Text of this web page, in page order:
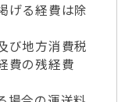
げる経費は除
び地方消費税
費の残経費